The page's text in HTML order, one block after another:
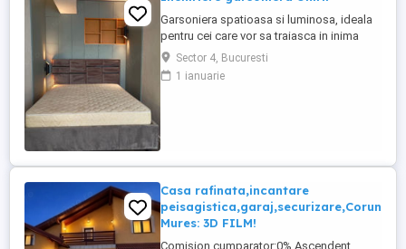
Garsoniera spatioasa si luminosa, ideala
pentru cei care vor sa traiasca in inima
Bucurestiului, cu acces rapid la toate
facilitatile necesare. Garsoniera este
situata la etajul 3, o suprafata de 42mp.
Sector 4, Bucuresti
1 ianuarie
Casa rafinata,incantare
peisagistica,garaj,securizare,Corunca,
Mures: 3D FILM!
Comision cumparator:0% Ascendent